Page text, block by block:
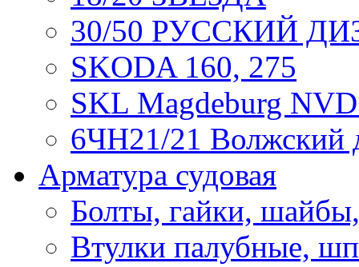
30/50 РУССКИЙ
SKODA 160, 275
SKL Magdeburg
6ЧН21/21 Волжский
Арматура судовая
Болты, гайки,
Втулки палубные,